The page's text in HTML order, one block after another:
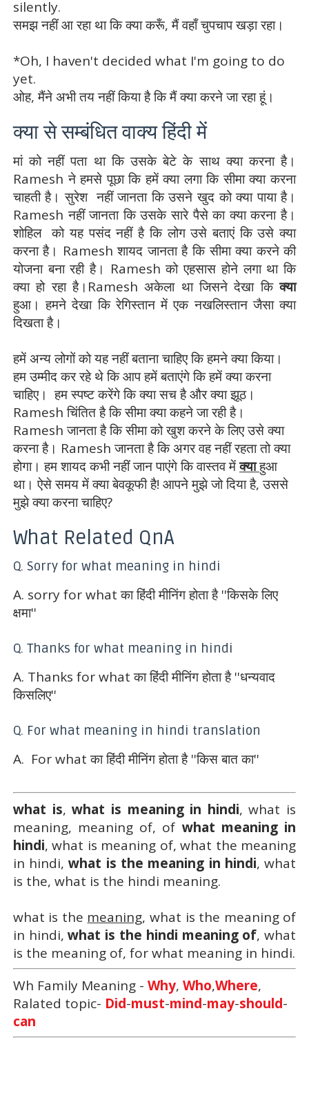
silently.
समझ नहीं आ रहा था कि क्या करूँ, मैं वहाँ चुपचाप खड़ा रहा।
*Oh, I haven't decided what I'm going to do
yet.
ओह, मैंने अभी तय नहीं किया है कि मैं क्या करने जा रहा हूं।
क्या से सम्बंधित वाक्य हिंदी में
मां को नहीं पता था कि उसके बेटे के साथ क्या करना है।
Ramesh ने हमसे पूछा कि हमें क्या लगा कि सीमा क्या करना
चाहती है। सुरेश नहीं जानता कि उसने खुद को क्या पाया है।
Ramesh नहीं जानता कि उसके सारे पैसे का क्या करना है।
शोहिल को यह पसंद नहीं है कि लोग उसे बताएं कि उसे क्या
करना है। Ramesh शायद जानता है कि सीमा क्या करने की
योजना बना रही है। Ramesh को एहसास होने लगा था कि
क्या हो रहा है।Ramesh अकेला था जिसने देखा किक्या
हुआ। हमने देखा कि रेगिस्तान में एक नखलिस्तान जैसा क्या
दिखता है।
हमें अन्य लोगों को यह नहीं बताना चाहिए कि हमने क्या किया।
हम उम्मीद कर रहे थे कि आप हमें बताएंगे कि हमें क्या करना
चाहिए। हम स्पष्ट करेंगे कि क्या सच है और क्या झूठ।
Ramesh चिंतित है किसीमाक्या कहने जा रही है।
Ramesh जानता है किसीमाको खुश करने के लिए उसे क्या
करना है। Ramesh जानता है कि अगर वह नहीं रहता तो क्या
होगा। हम शायद कभी नहीं जान पाएंगे कि वास्तव मेंक्याहुआ
था। ऐसे समय में क्या बेवकूफी है! आपने मुझे जो दिया है, उससे
मुझे क्या करना चाहिए?
What Related QnA
Q. Sorry for what meaning in hindi
A. sorry for what का हिंदी मीनिंग होता है ''किसके लिए
क्षमा''
Q. Thanks for what meaning in hindi
A. Thanks for what का हिंदी मीनिंग होता है ''धन्यवाद
किसलिए''
Q. For what meaning in hindi translation
A. For what का हिंदी मीनिंग होता है ''किस बात का''
what is,what is meaning in hindi, what is
meaning, meaning of, of what meaning in
hindi, what is meaning of, what the meaning
in hindi,what is the meaning in hindi, what
is the, what is the hindi meaning.
what is the meaning, what is the meaning of
in hindi,what is the hindi meaning of, what
is the meaning of, for what meaning in hindi.
Wh Family Meaning - Why, Who,Where,
Ralated topic- Did-must-mind-may-should-
can